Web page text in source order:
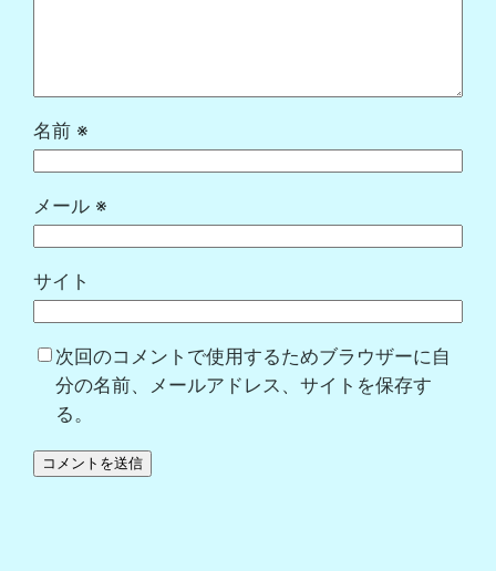
名前 ※
メール ※
サイト
次回のコメントで使用するためブラウザーに自
分の名前、メールアドレス、サイトを保存す
る。